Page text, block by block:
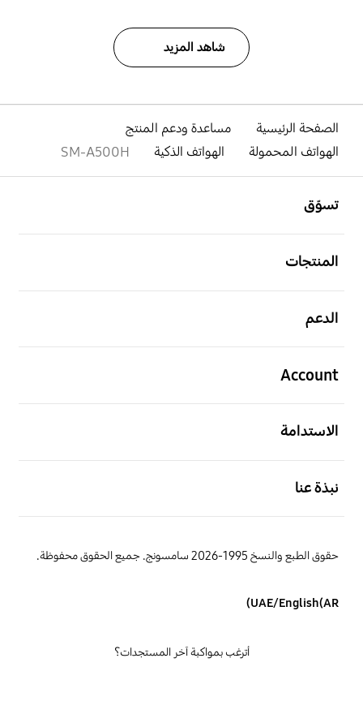
شاهد المزيد
الصفحة الرئيسية
مساعدة ودعم المنتج
الهواتف المحمولة
الهواتف الذكية SM-A500H
تسوّق
المنتجات
الدعم
Account
الاستدامة
نبذة عنا
حقوق الطبع والنسخ 1995-2026 سامسونج. جميع الحقوق محفوظة.
UAE/English(AR)
أترغب بمواكبة آخر المستجدات؟